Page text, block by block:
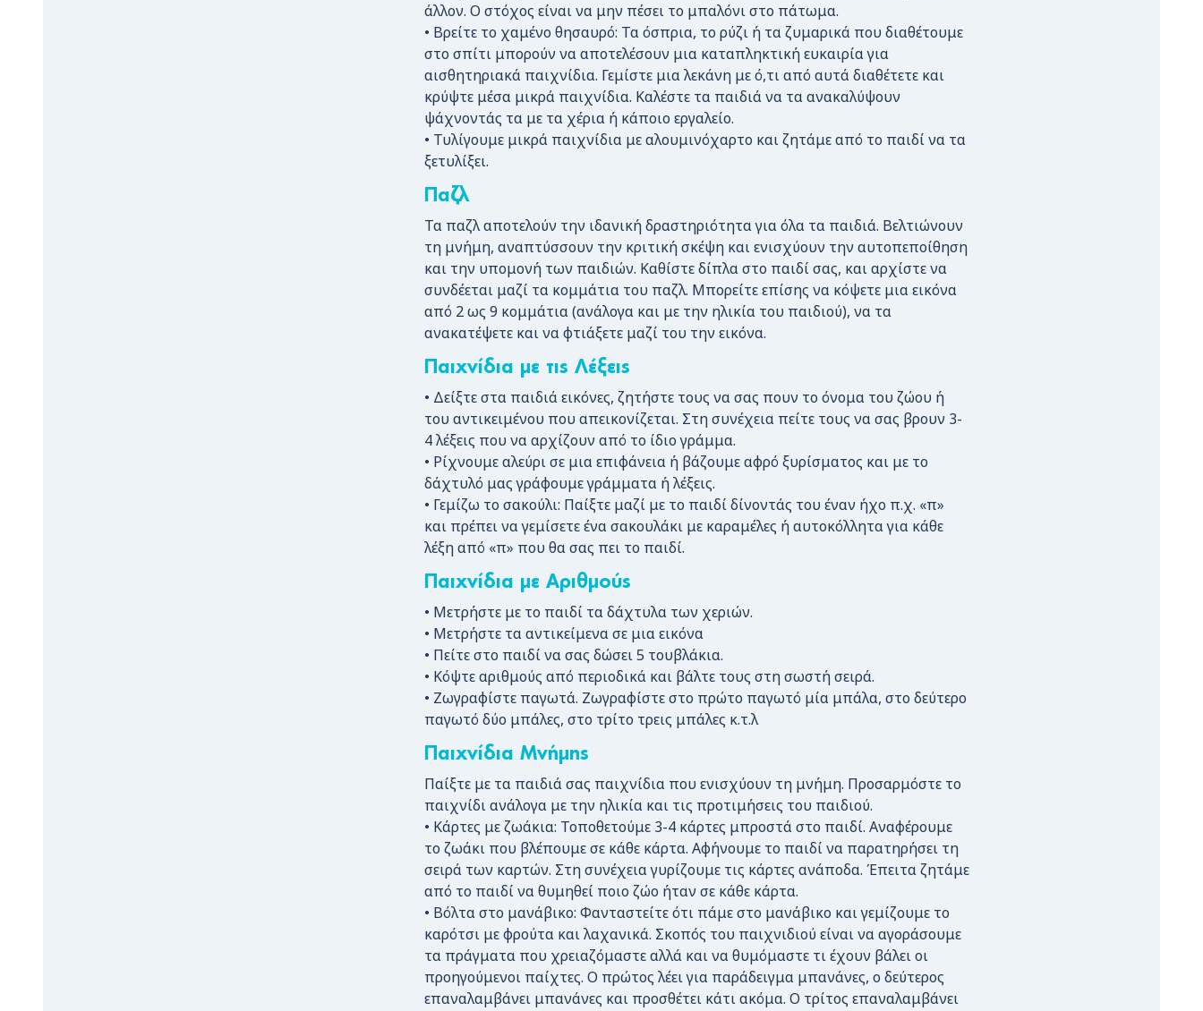
άλλον. Ο στόχος είναι να μην πέσει το μπαλόνι στο πάτωμα.
• Βρείτε το χαμένο θησαυρό: Τα όσπρια, το ρύζι ή τα ζυμαρικά που διαθέτουμε
στο σπίτι μπορούν να αποτελέσουν μια καταπληκτική ευκαιρία για
αισθητηριακά παιχνίδια. Γεμίστε μια λεκάνη με ό,τι από αυτά διαθέτετε και
κρύψτε μέσα μικρά παιχνίδια. Καλέστε τα παιδιά να τα ανακαλύψουν
ψάχνοντάς τα με τα χέρια ή κάποιο εργαλείο.
• Τυλίγουμε μικρά παιχνίδια με αλουμινόχαρτο και ζητάμε από το παιδί να τα
ξετυλίξει.
Παζλ
Τα παζλ αποτελούν την ιδανική δραστηριότητα για όλα τα παιδιά. Βελτιώνουν
τη μνήμη, αναπτύσσουν την κριτική σκέψη και ενισχύουν την αυτοπεποίθηση
και την υπομονή των παιδιών. Καθίστε δίπλα στο παιδί σας, και αρχίστε να
συνδέεται μαζί τα κομμάτια του παζλ. Μπορείτε επίσης να κόψετε μια εικόνα
από 2 ως 9 κομμάτια (ανάλογα και με την ηλικία του παιδιού), να τα
ανακατέψετε και να φτιάξετε μαζί του την εικόνα.
Παιχνίδια με τις Λέξεις
• Δείξτε στα παιδιά εικόνες, ζητήστε τους να σας πουν το όνομα του ζώου ή
του αντικειμένου που απεικονίζεται. Στη συνέχεια πείτε τους να σας βρουν 3-
4 λέξεις που να αρχίζουν από το ίδιο γράμμα.
• Ρίχνουμε αλεύρι σε μια επιφάνεια ή βάζουμε αφρό ξυρίσματος και με το
δάχτυλό μας γράφουμε γράμματα ή λέξεις.
• Γεμίζω το σακούλι: Παίξτε μαζί με το παιδί δίνοντάς του έναν ήχο π.χ. «π»
και πρέπει να γεμίσετε ένα σακουλάκι με καραμέλες ή αυτοκόλλητα για κάθε
λέξη από «π» που θα σας πει το παιδί.
Παιχνίδια με Αριθμούς
• Μετρήστε με το παιδί τα δάχτυλα των χεριών.
• Μετρήστε τα αντικείμενα σε μια εικόνα
• Πείτε στο παιδί να σας δώσει 5 τουβλάκια.
• Κόψτε αριθμούς από περιοδικά και βάλτε τους στη σωστή σειρά.
• Ζωγραφίστε παγωτά. Ζωγραφίστε στο πρώτο παγωτό μία μπάλα, στο δεύτερο
παγωτό δύο μπάλες, στο τρίτο τρεις μπάλες κ.τ.λ
Παιχνίδια Μνήμης
Παίξτε με τα παιδιά σας παιχνίδια που ενισχύουν τη μνήμη. Προσαρμόστε το
παιχνίδι ανάλογα με την ηλικία και τις προτιμήσεις του παιδιού.
• Κάρτες με ζωάκια: Τοποθετούμε 3-4 κάρτες μπροστά στο παιδί. Αναφέρουμε
το ζωάκι που βλέπουμε σε κάθε κάρτα. Αφήνουμε το παιδί να παρατηρήσει τη
σειρά των καρτών. Στη συνέχεια γυρίζουμε τις κάρτες ανάποδα. Έπειτα ζητάμε
από το παιδί να θυμηθεί ποιο ζώο ήταν σε κάθε κάρτα.
• Βόλτα στο μανάβικο: Φανταστείτε ότι πάμε στο μανάβικο και γεμίζουμε το
καρότσι με φρούτα και λαχανικά. Σκοπός του παιχνιδιού είναι να αγοράσουμε
τα πράγματα που χρειαζόμαστε αλλά και να θυμόμαστε τι έχουν βάλει οι
προηγούμενοι παίχτες. Ο πρώτος λέει για παράδειγμα μπανάνες, ο δεύτερος
επαναλαμβάνει μπανάνες και προσθέτει κάτι ακόμα. Ο τρίτος επαναλαμβάνει